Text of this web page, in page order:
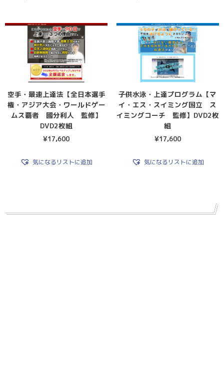
空手・最速上達法【全日本選手
権・アジア大会・ワールドゲー
ムス覇者 國分利人 監修】
DVD2枚組
¥17,600
気になるリストに追加
子供水泳・上達プログラム【マ
イ・エス・スイミング国立 ス
イミングコーチ 監修】DVD2枚
組
¥17,600
気になるリストに追加